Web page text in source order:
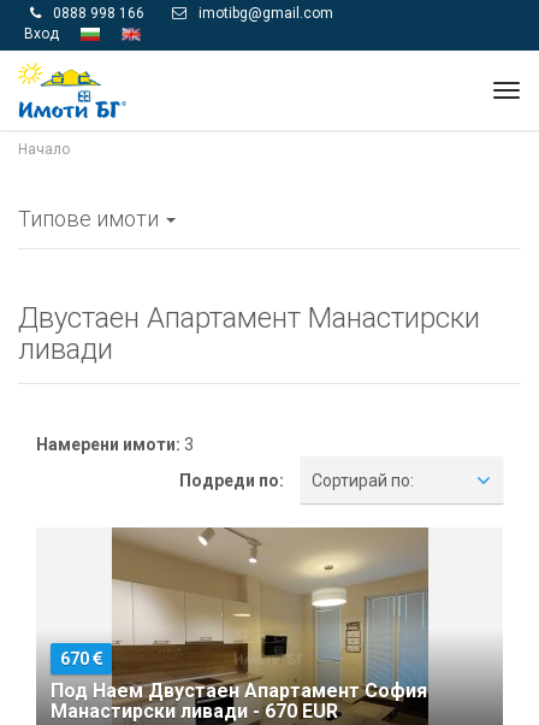
 0888 998 166 
imotibg@gmail.com
Вход
Начало
Типове имоти
Двустаен Апартамент Манастирски
ливади
Намерени имоти: 3
Подреди по:
Сортирай по:
670
Под Наем Двустаен Апартамент София
Манастирски ливади - 670 EUR